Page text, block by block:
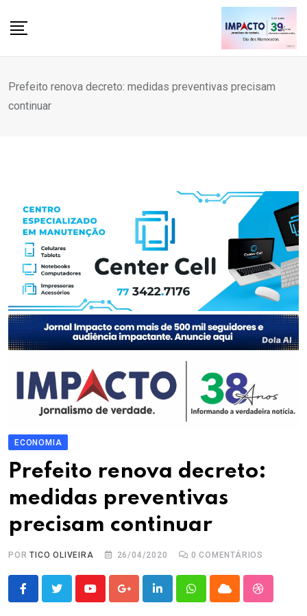
Prefeito renova decreto: medidas preventivas precisam
continuar
ECONOMIA
Prefeito renova decreto:
medidas preventivas
precisam continuar
PORTICO OLIVEIRA 26/04/2020 0 COMENTÁRIOS
YoutubeGoogle+LinkedInWhatsappCloud